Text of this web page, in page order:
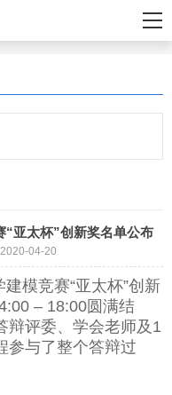
“亚太杯”创新奖名单公布
04-20
模竞赛“亚太杯”创新
– 18:00圆满结
辩评委、学会老师及1
参与了整个答辩过